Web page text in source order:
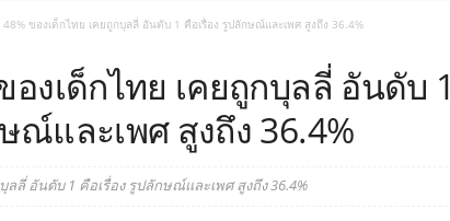
48% ของเด็กไทย เคยถูกบุลลี่ อันดับ 1 คือเรื่อง รูปลักษณ์และเพศ สูงถึง 36.4%
องเด็กไทย เคยถูกบุลลี่ อันดับ 1
ณ์และเพศ สูงถึง 36.4%
ลลี่ อันดับ 1 คือเรื่อง รูปลักษณ์และเพศ สูงถึง 36.4%